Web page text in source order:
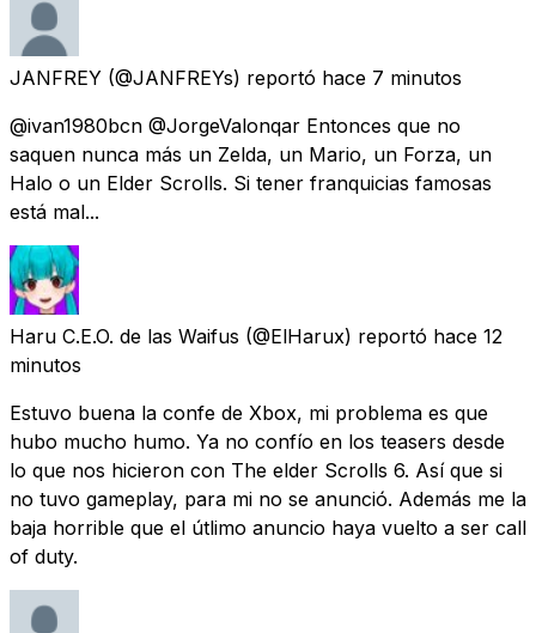
JANFREY (@JANFREYs) reportó hace 7 minutos
@ivan1980bcn @JorgeValonqar Entonces que no
saquen nunca más un Zelda, un Mario, un Forza, un
Halo o un Elder Scrolls. Si tener franquicias famosas
está mal...
Haru C.E.O. de las Waifus (@ElHarux) reportó hace 12
minutos
Estuvo buena la confe de Xbox, mi problema es que
hubo mucho humo. Ya no confío en los teasers desde
lo que nos hicieron con The elder Scrolls 6. Así que si
no tuvo gameplay, para mi no se anunció. Además me la
baja horrible que el útlimo anuncio haya vuelto a ser call
of duty.